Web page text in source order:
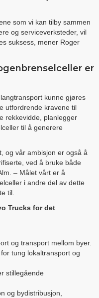
som vi kan tilby sammen
og serviceverksteder, vil
suksess, mener Roger
er
kunne gjøres
utfordrende kravene til
rekkevidde, planlegger
til å generere
og vår ambisjon er også å
ved å bruke både
– Målet vårt er å
i andre del av dette
til.
Trucks for det
og transport mellom byer.
tung lokaltransport og
stillegående
og bydistribusjon,